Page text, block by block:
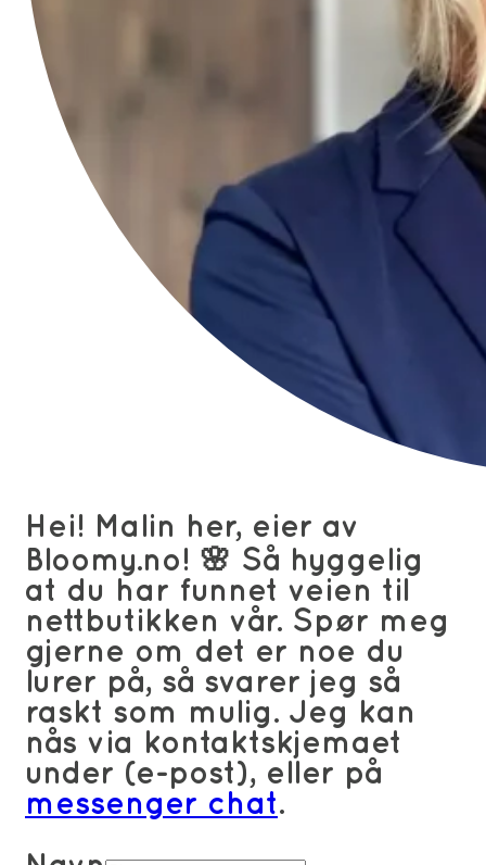
Hei! Malin her, eier av
Bloomy.no! 🌸 Så hyggelig
at du har funnet veien til
nettbutikken vår. Spør meg
gjerne om det er noe du
lurer på, så svarer jeg så
raskt som mulig. Jeg kan
nås via kontaktskjemaet
under (e-post), eller på
messenger chat.